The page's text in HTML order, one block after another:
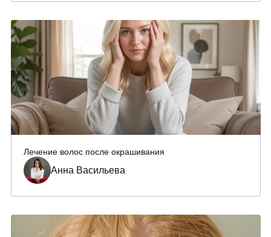
Лечение волос после окрашивания
Анна Васильева